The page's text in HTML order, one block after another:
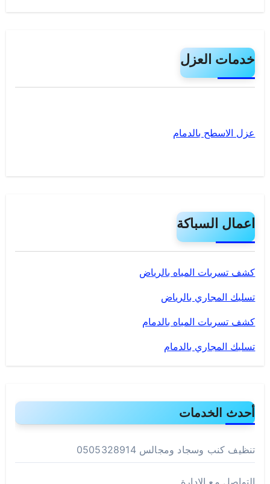
خدمات العزل
عزل الاسطح بالدمام
اعمال السباكة
كشف تسربات المياه بالرياض
تسليك المجاري بالرياض
كشف تسربات المياه بالدمام
تسليك المجاري بالدمام
أحدث الخدمات
تنظيف كنب وسجاد ومجالس 0505328914
التواصل مع الادارة